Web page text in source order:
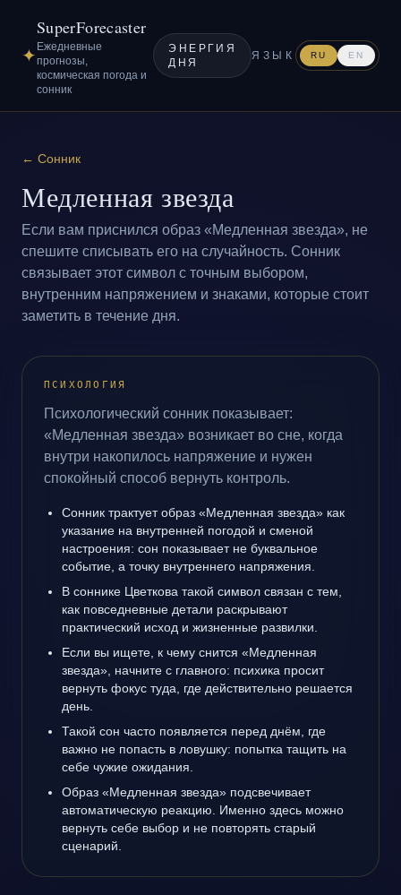
✦
SuperForecaster
Ежедневные
прогнозы,
космическая погода и
сонник
ЭНЕРГИЯ
ДНЯ
ЯЗЫК RU EN
← Сонник
Медленная звезда
Если вам приснился образ «Медленная звезда», не
спешите списывать его на случайность. Сонник
связывает этот символ с точным выбором,
внутренним напряжением и знаками, которые стоит
заметить в течение дня.
ПСИХОЛОГИЯ
Психологический сонник показывает:
«Медленная звезда» возникает во сне, когда
внутри накопилось напряжение и нужен
спокойный способ вернуть контроль.
Сонник трактует образ «Медленная звезда» как
указание на внутренней погодой и сменой
настроения: сон показывает не буквальное
событие, а точку внутреннего напряжения.
В соннике Цветкова такой символ связан с тем,
как повседневные детали раскрывают
практический исход и жизненные развилки.
Если вы ищете, к чему снится «Медленная
звезда», начните с главного: психика просит
вернуть фокус туда, где действительно решается
день.
Такой сон часто появляется перед днём, где
важно не попасть в ловушку: попытка тащить на
себе чужие ожидания.
Образ «Медленная звезда» подсвечивает
автоматическую реакцию. Именно здесь можно
вернуть себе выбор и не повторять старый
сценарий.